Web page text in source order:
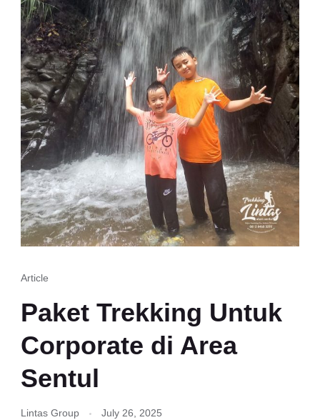
Article
Paket Trekking Untuk
Corporate di Area
Sentul
Lintas Group July 26, 2025